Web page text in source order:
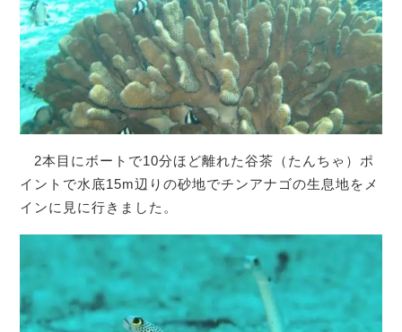
2本目にボートで10分ほど離れた谷茶（たんちゃ）ポ
イントで水底15m辺りの砂地でチンアナゴの生息地をメ
インに見に行きました。